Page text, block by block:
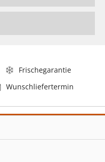
Frischegarantie
Wunschliefertermin